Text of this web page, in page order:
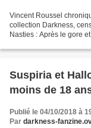
Vincent Roussel
collection Darkness,
Nasties : Après le gore
Suspiria et
moins de 18
Publié le 04/10/2018 à
Par darkness-